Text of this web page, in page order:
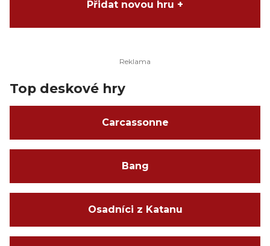
Přidat novou hru +
Top deskové hry
Carcassonne
Bang
Osadníci z Katanu